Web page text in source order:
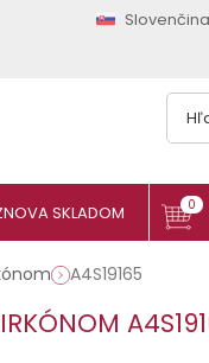
Slovenčina
0
A4S19165